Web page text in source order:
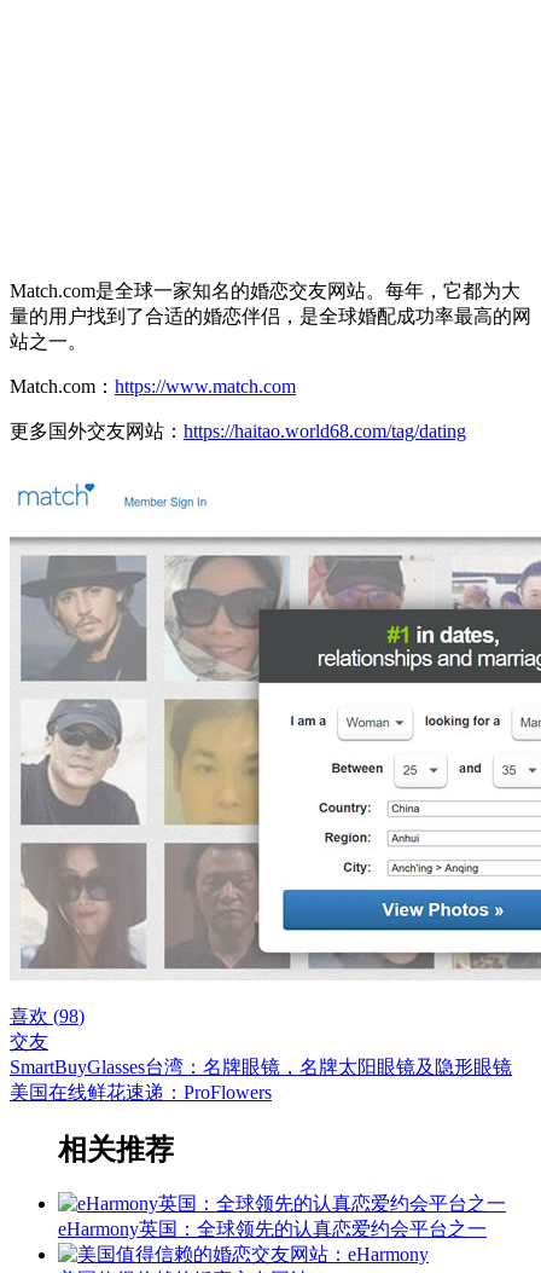
Match.com是全球一家知名的婚恋交友网站。每年，它都为大
量的用户找到了合适的婚恋伴侣，是全球婚配成功率最高的网
站之一。
Match.com： https://www.match.com
更多国外交友网站： https://haitao.world68.com/tag/dating
喜欢 (98)
交友
SmartBuyGlasses台湾：名牌眼镜，名牌太阳眼镜及隐形眼镜
美国在线鲜花速递：ProFlowers
相关推荐
eHarmony英国：全球领先的认真恋爱约会平台之一